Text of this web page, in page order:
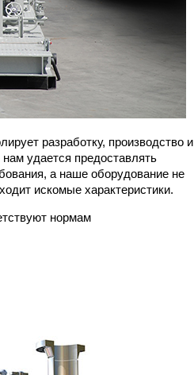
разработку, производство и
удается предоставлять
а наше оборудование не
искомые характеристики.
нормам